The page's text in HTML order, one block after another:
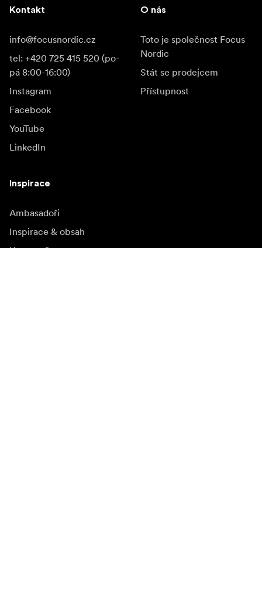
Kontakt
info@focusnordic.cz
tel: +420 725 415 520 (po-
pá 8:00-16:00)
Instagram
Facebook
YouTube
LinkedIn
O nás
Toto je společnost Focus
Nordic
Stát se prodejcem
Přístupnost
Inspirace
Ambasadoři
Inspirace & obsah
Kampaně